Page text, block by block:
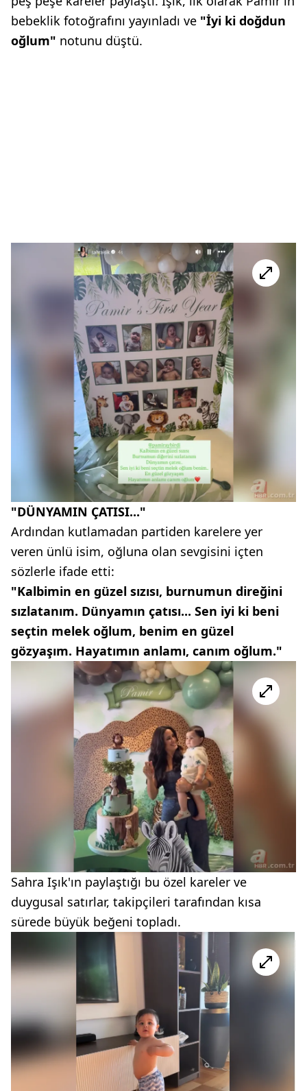
bebeklik fotoğrafını yayınladı ve "İyi ki doğdun
oğlum" notunu düştü.
"DÜNYAMIN ÇATISI..."
Ardından kutlamadan partiden karelere yer
veren ünlü isim, oğluna olan sevgisini içten
sözlerle ifade etti:
"Kalbimin en güzel sızısı, burnumun direğini
sızlatanım. Dünyamın çatısı... Sen iyi ki beni
seçtin melek oğlum, benim en güzel
gözyaşım. Hayatımın anlamı, canım oğlum."
Sahra Işık'ın paylaştığı bu özel kareler ve
duygusal satırlar, takipçileri tarafından kısa
sürede büyük beğeni topladı.